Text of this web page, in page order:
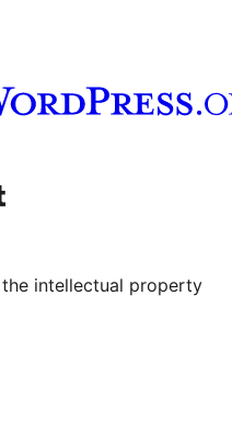
channel
our Tumblr account
intellectual property